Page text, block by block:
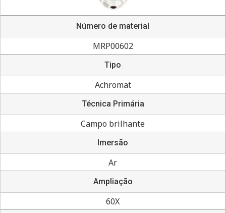
Número de material
MRP00602
Tipo
Achromat
Técnica Primária
Campo brilhante
Imersão
Ar
Ampliação
60X